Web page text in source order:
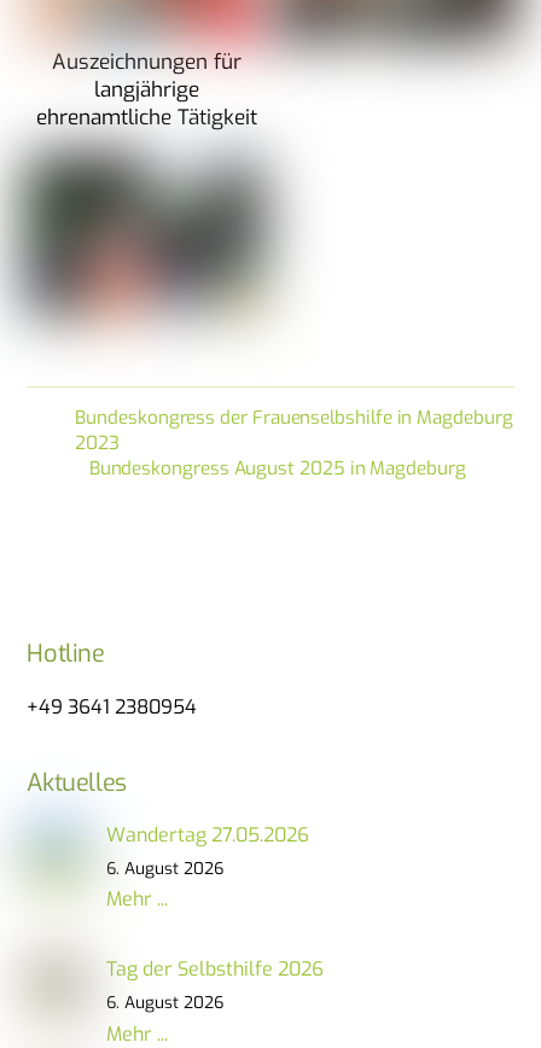
Auszeichnungen für
langjährige
ehrenamtliche Tätigkeit
Bundeskongress der Frauenselbshilfe in Magdeburg
2023
Bundeskongress August 2025 in Magdeburg
Hotline
+49 3641 2380954
Aktuelles
Wandertag 27.05.2026
6. August 2026
Mehr ...
Tag der Selbsthilfe 2026
6. August 2026
Mehr ...